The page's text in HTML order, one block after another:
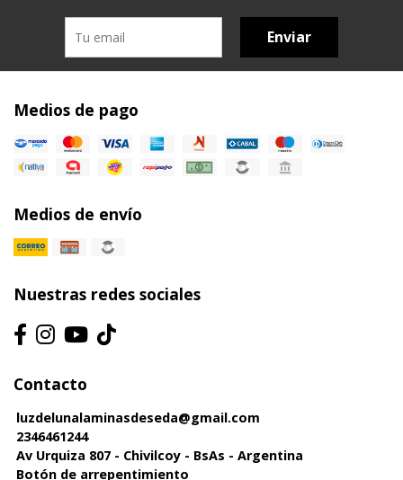
Enviar
Medios de pago
Medios de envío
Nuestras redes sociales
Contacto
luzdelunalaminasdeseda@gmail.com
2346461244
Av Urquiza 807 - Chivilcoy - BsAs - Argentina
Botón de arrepentimiento